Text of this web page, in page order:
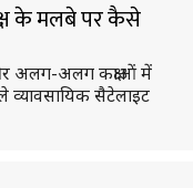
के मलबे पर कैसे
अलग-अलग कक्षाओं में
सैटेलाइट